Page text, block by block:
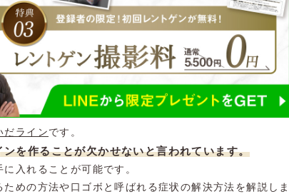
だラインです。
を作ることが欠かせないと言われています。
入れることが可能です。
めの方法や口ゴボと呼ばれる症状の解決方法を解説しま